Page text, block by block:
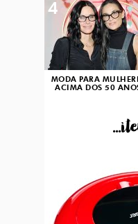
MODA PARA
ACIMA DOS 50
4